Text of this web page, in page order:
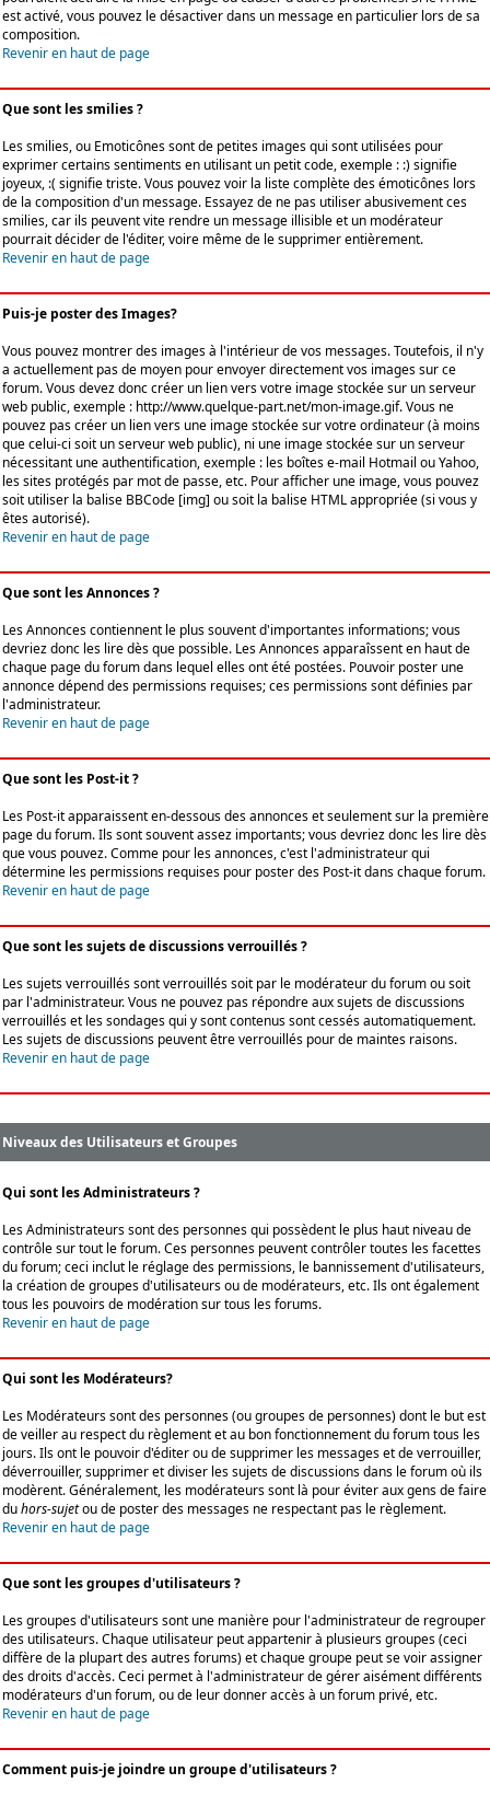
est activé, vous pouvez le désactiver dans un message en particulier lors de sa
composition.
Revenir en haut de page
Que sont les smilies ?
Les smilies, ou Emoticônes sont de petites images qui sont utilisées pour
exprimer certains sentiments en utilisant un petit code, exemple : :) signifie
joyeux, :( signifie triste. Vous pouvez voir la liste complète des émoticônes lors
de la composition d'un message. Essayez de ne pas utiliser abusivement ces
smilies, car ils peuvent vite rendre un message illisible et un modérateur
pourrait décider de l'éditer, voire même de le supprimer entièrement.
Revenir en haut de page
Puis-je poster des Images?
Vous pouvez montrer des images à l'intérieur de vos messages. Toutefois, il n'y
a actuellement pas de moyen pour envoyer directement vos images sur ce
forum. Vous devez donc créer un lien vers votre image stockée sur un serveur
web public, exemple : http://www.quelque-part.net/mon-image.gif. Vous ne
pouvez pas créer un lien vers une image stockée sur votre ordinateur (à moins
que celui-ci soit un serveur web public), ni une image stockée sur un serveur
nécessitant une authentification, exemple : les boîtes e-mail Hotmail ou Yahoo,
les sites protégés par mot de passe, etc. Pour afficher une image, vous pouvez
soit utiliser la balise BBCode [img] ou soit la balise HTML appropriée (si vous y
êtes autorisé).
Revenir en haut de page
Que sont les Annonces ?
Les Annonces contiennent le plus souvent d'importantes informations; vous
devriez donc les lire dès que possible. Les Annonces apparaîssent en haut de
chaque page du forum dans lequel elles ont été postées. Pouvoir poster une
annonce dépend des permissions requises; ces permissions sont définies par
l'administrateur.
Revenir en haut de page
Que sont les Post-it ?
Les Post-it apparaissent en-dessous des annonces et seulement sur la première
page du forum. Ils sont souvent assez importants; vous devriez donc les lire dès
que vous pouvez. Comme pour les annonces, c'est l'administrateur qui
détermine les permissions requises pour poster des Post-it dans chaque forum.
Revenir en haut de page
Que sont les sujets de discussions verrouillés ?
Les sujets verrouillés sont verrouillés soit par le modérateur du forum ou soit
par l'administrateur. Vous ne pouvez pas répondre aux sujets de discussions
verrouillés et les sondages qui y sont contenus sont cessés automatiquement.
Les sujets de discussions peuvent être verrouillés pour de maintes raisons.
Revenir en haut de page
Niveaux des Utilisateurs et Groupes
Qui sont les Administrateurs ?
Les Administrateurs sont des personnes qui possèdent le plus haut niveau de
contrôle sur tout le forum. Ces personnes peuvent contrôler toutes les facettes
du forum; ceci inclut le réglage des permissions, le bannissement d'utilisateurs,
la création de groupes d'utilisateurs ou de modérateurs, etc. Ils ont également
tous les pouvoirs de modération sur tous les forums.
Revenir en haut de page
Qui sont les Modérateurs?
Les Modérateurs sont des personnes (ou groupes de personnes) dont le but est
de veiller au respect du règlement et au bon fonctionnement du forum tous les
jours. Ils ont le pouvoir d'éditer ou de supprimer les messages et de verrouiller,
déverrouiller, supprimer et diviser les sujets de discussions dans le forum où ils
modèrent. Généralement, les modérateurs sont là pour éviter aux gens de faire
duhors-sujetou de poster des messages ne respectant pas le règlement.
Revenir en haut de page
Que sont les groupes d'utilisateurs ?
Les groupes d'utilisateurs sont une manière pour l'administrateur de regrouper
des utilisateurs. Chaque utilisateur peut appartenir à plusieurs groupes (ceci
diffère de la plupart des autres forums) et chaque groupe peut se voir assigner
des droits d'accès. Ceci permet à l'administrateur de gérer aisément différents
modérateurs d'un forum, ou de leur donner accès à un forum privé, etc.
Revenir en haut de page
Comment puis-je joindre un groupe d'utilisateurs ?